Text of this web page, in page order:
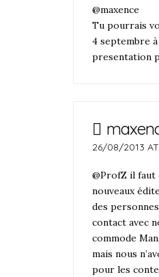
@maxence
Tu pourrais
4 septembre
presentation
26/08/2013
@ProfZ il faut
nouveaux
des
contact avec
commode
mais nous
pour les